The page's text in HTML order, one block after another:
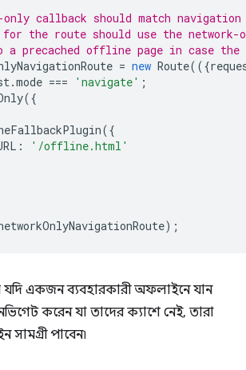
callback should match navigation
the route should use the
precached offline page in case
= new Route(({
.mode === 'navigate' ;
({
({
:
'/offline.html'
);
যদি একজন ব্যবহারকারী অফলাইনে যান
করেন যা তাদের ক্যাশে নেই, তারা
পাবেন৷